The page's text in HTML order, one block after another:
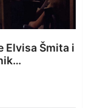
Elvisa Šmita i